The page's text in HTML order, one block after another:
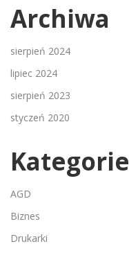
Archiwa
sierpień 2024
lipiec 2024
sierpień 2023
styczeń 2020
Kategorie
AGD
Biznes
Drukarki